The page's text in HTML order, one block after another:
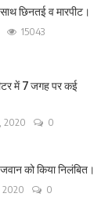
छिनतई व मारपीट।
15043
में 7 जगह पर कई
2020
0
को किया निलंबित।
2020
0